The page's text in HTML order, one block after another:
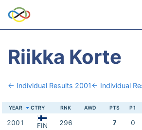
Riikka Korte
← Individual Results 2001← Individual
YEAR CTRY RNK AWD PTS P1
2001 FIN 296 7 0